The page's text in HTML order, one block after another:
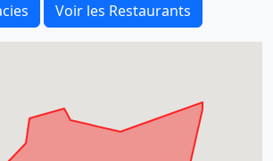
Voir les Restaurants